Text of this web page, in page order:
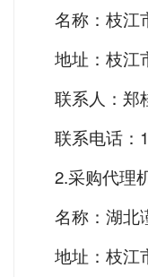
名称：枝江
地址：枝江
联系人：郑
联系电话：
2.采购代理
名称：湖北
地址：枝江